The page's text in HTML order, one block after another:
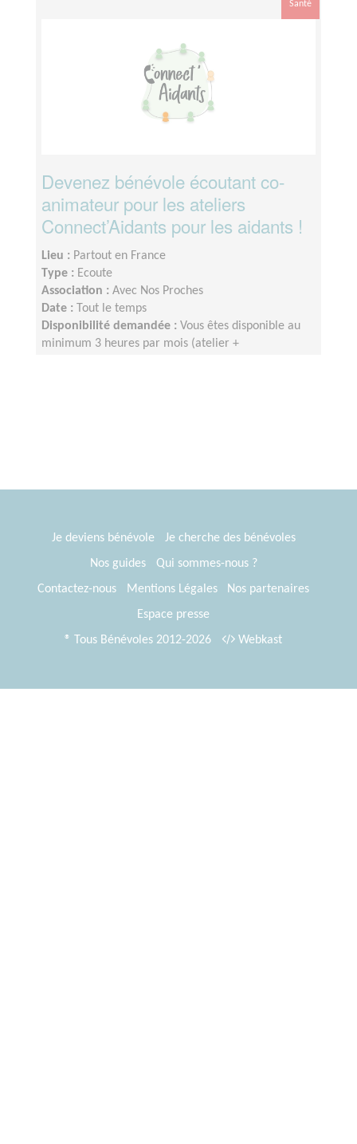
Santé
Devenez bénévole écoutant co-
animateur pour les ateliers
Connect’Aidants pour les aidants !
Lieu : Partout en France
Type : Ecoute
Association : Avec Nos Proches
Date :
Tout le temps
Disponibilité demandée : Vous êtes disponible au
minimum 3 heures par mois (atelier +
Je deviens bénévole
Je cherche des bénévoles
Nos guides
Qui sommes-nous ?
Contactez-nous
Mentions Légales
Nos partenaires
Espace presse
® Tous Bénévoles 2012-2026
Webkast